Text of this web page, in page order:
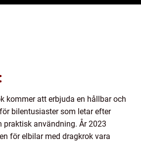
kommer att erbjuda en hållbar och
bilentusiaster som letar efter
praktisk användning. År 2023
för elbilar med dragkrok vara